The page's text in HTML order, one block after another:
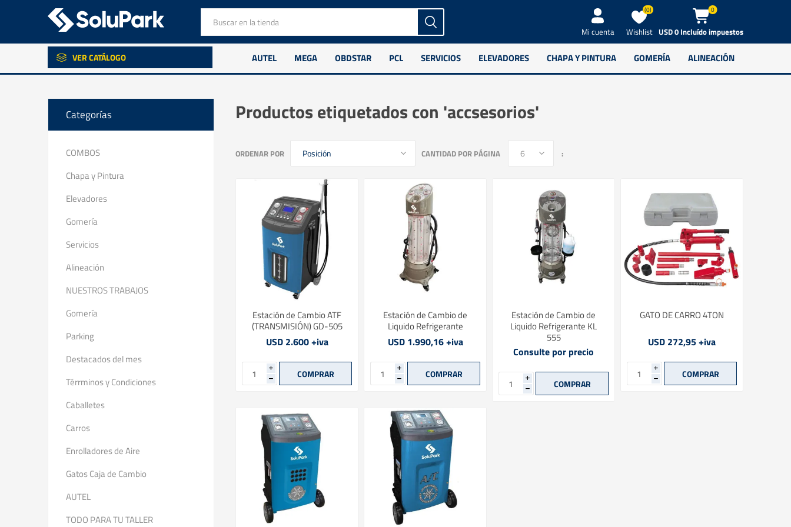
Mi cuenta Wishlist
(0) 0
USD 0 Incluído impuestos
VER CATÁLOGO AUTEL MEGA OBDSTAR PCL SERVICIOS ELEVADORES CHAPA Y PINTURA GOMERÍA ALINEACIÓN
Productos etiquetados con 'accsesorios'
ORDENAR POR CANTIDAD POR PÁGINA :
Estación de Cambio ATF
(TRANSMISIÓN) GD-505
USD 2.600 +iva
i
h
Estación de Cambio de
Liquido Refrigerante
USD 1.990,16 +iva
i
h
Estación de Cambio de
Liquido Refrigerante KL
555
Consulte por precio
i
h
GATO DE CARRO 4TON
USD 272,95 +iva
i
h
Categorías
COMBOS
Chapa y Pintura
Elevadores
Gomería
Servicios
Alineación
NUESTROS TRABAJOS
Gomería
Parking
Destacados del mes
Térrminos y Condiciones
Caballetes
Carros
Enrolladores de Aire
Gatos Caja de Cambio
AUTEL
TODO PARA TU TALLER